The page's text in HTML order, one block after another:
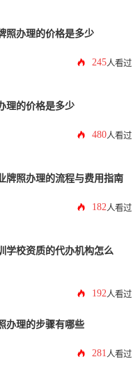
照办理的价格是多少
245人看过
理的价格是多少
480人看过
牌照办理的流程与费用指南
182 人看过
学校资质的代办机构怎么
192 人看过
办理的步骤有哪些
281 人看过